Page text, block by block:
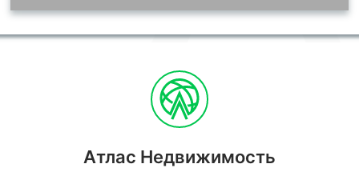
Атлас Недвижимость